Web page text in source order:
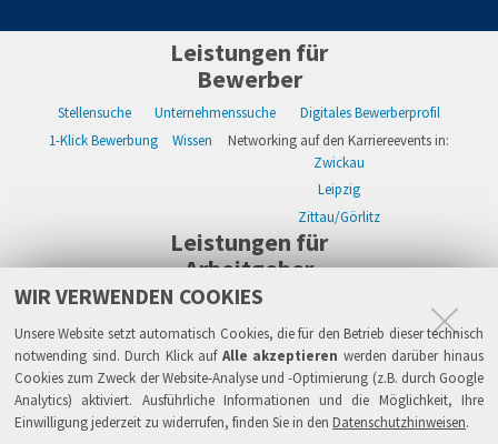
WIR VERWENDEN COOKIES
Unsere Website setzt automatisch Cookies, die für den Betrieb dieser technisch
notwending sind. Durch Klick auf Alle akzeptieren werden darüber hinaus
Cookies zum Zweck der Website-Analyse und -Optimierung (z.B. durch Google
Analytics) aktiviert. Ausführliche Informationen und die Möglichkeit, Ihre
Einwilligung jederzeit zu widerrufen, finden Sie in den Datenschutzhinweisen.
Leistungen für
Bewerber
Stellensuche Unternehmenssuche
Digitales Bewerberprofil
1-Klick Bewerbung
Wissen
Networking auf den Karriereevents in:
Zwickau
Leipzig
Zittau/Görlitz
Leistungen für
Arbeitgeber
WIKWAY Online-Recruiting Kostenloses Firmenprofil
Alle Einzelleistungen
Wissen
Live-Recruiting auf Karriereevents in:
Zwickau
Leipzig
Zittau/Görlitz
Sicherheit